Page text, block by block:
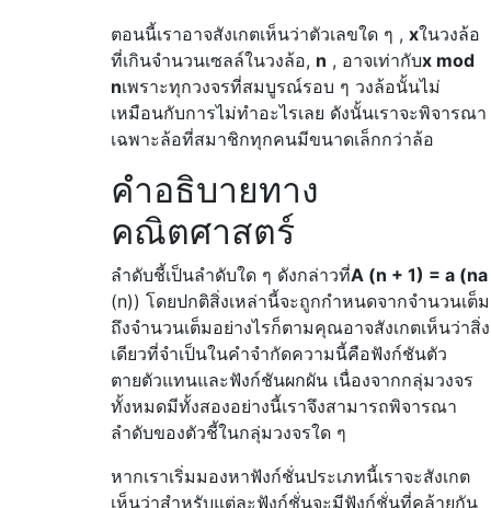
ตอนนี้เราอาจสังเกตเห็นว่าตัวเลขใด ๆ , xในวงล้อ
ที่เกินจำนวนเซลล์ในวงล้อ, n , อาจเท่ากับx mod
nเพราะทุกวงจรที่สมบูรณ์รอบ ๆ วงล้อนั้นไม่
เหมือนกับการไม่ทำอะไรเลย ดังนั้นเราจะพิจารณา
เฉพาะล้อที่สมาชิกทุกคนมีขนาดเล็กกว่าล้อ
คำอธิบายทาง
คณิตศาสตร์
ลำดับชี้เป็นลำดับใด ๆ ดังกล่าวที่A (n + 1) = a (na
(n)) โดยปกติสิ่งเหล่านี้จะถูกกำหนดจากจำนวนเต็ม
ถึงจำนวนเต็มอย่างไรก็ตามคุณอาจสังเกตเห็นว่าสิ่ง
เดียวที่จำเป็นในคำจำกัดความนี้คือฟังก์ชันตัว
ตายตัวแทนและฟังก์ชันผกผัน เนื่องจากกลุ่มวงจร
ทั้งหมดมีทั้งสองอย่างนี้เราจึงสามารถพิจารณา
ลำดับของตัวชี้ในกลุ่มวงจรใด ๆ
หากเราเริ่มมองหาฟังก์ชั่นประเภทนี้เราจะสังเกต
เห็นว่าสำหรับแต่ละฟังก์ชั่นจะมีฟังก์ชั่นที่คล้ายกัน